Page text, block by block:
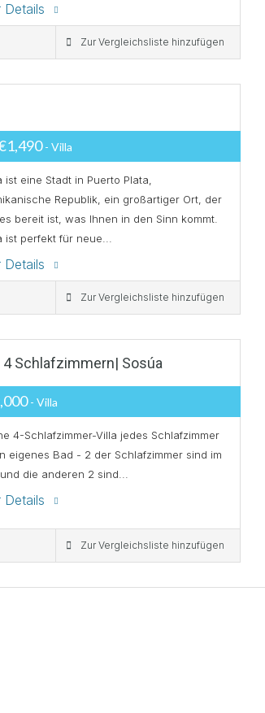
Details
Zur Vergleichsliste hinzufügen
- Villa
ist eine Stadt in Puerto Plata,
Republik, ein großartiger Ort, der
bereit ist, was Ihnen in den Sinn kommt.
ist perfekt für neue...
Details
Zur Vergleichsliste hinzufügen
4 Schlafzimmern| Sosúa
- Villa
4-Schlafzimmer-Villa jedes Schlafzimmer
eigenes Bad - 2 der Schlafzimmer sind im
die anderen 2 sind...
Details
Zur Vergleichsliste hinzufügen